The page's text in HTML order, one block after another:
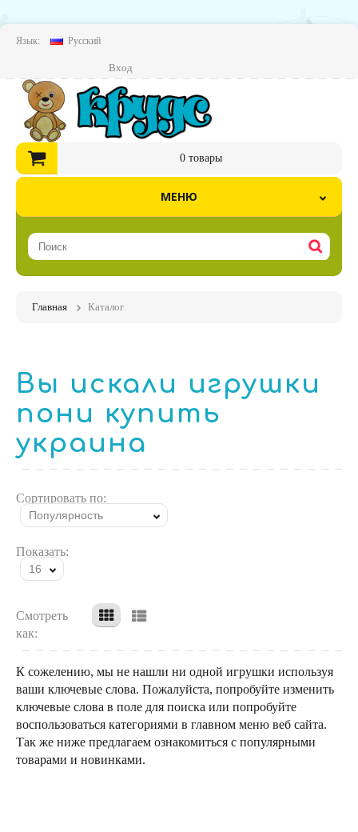
Язык: Русский
Вход
0товары
МЕНЮ
Главная Каталог
Вы искали игрушки
пони купить
украина
Сортировать по:
Популярность
Показать:
16
Смотреть
как:
К сожелению, мы не нашли ни одной игрушки используя
ваши ключевые слова. Пожалуйста, попробуйте изменить
ключевые слова в поле для поиска или попробуйте
воспользоваться категориями в главном меню веб сайта.
Так же ниже предлагаем ознакомиться с популярными
товарами и новинками.